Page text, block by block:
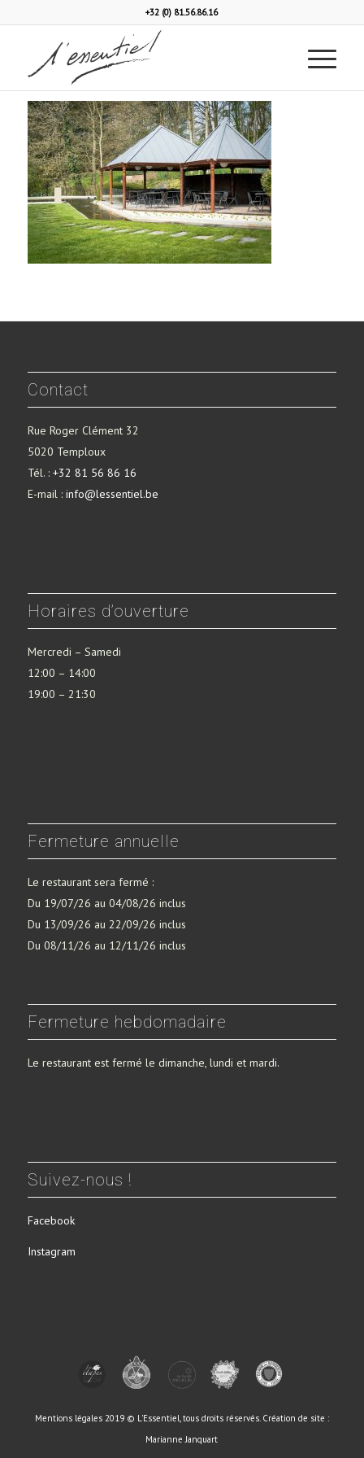
+32 (0) 81.56.86.16
Contact
Rue Roger Clément 32
5020 Temploux
Tél. : +32 81 56 86 16
E-mail : info@lessentiel.be
Horaires d’ouverture
Mercredi – Samedi
12:00 – 14:00
19:00 – 21:30
Fermeture annuelle
Le restaurant sera fermé :
Du 19/07/26 au 04/08/26 inclus
Du 13/09/26 au 22/09/26 inclus
Du 08/11/26 au 12/11/26 inclus
Fermeture hebdomadaire
Le restaurant est fermé le dimanche, lundi et mardi.
Suivez-nous !
Facebook
Instagram
Mentions légales2019 © L'Essentiel, tous droits réservés. Création de site :
Marianne Janquart